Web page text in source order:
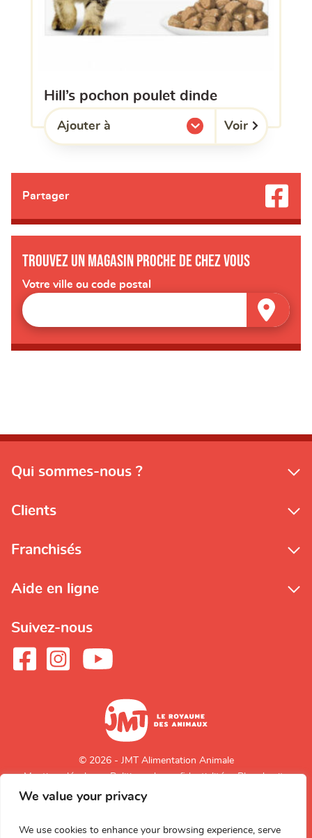
We value your privacy
We use cookies to enhance your browsing experience, serve
hill’s pochon poulet dinde
Ajouter à
l'une de mes listes. Voir
Partager
Trouvez un magasin proche de chez vous
Votre ville ou code postal
Qui sommes-nous ?
Clients
Franchisés
Aide en ligne
Suivez-nous
© 2026 - JMT Alimentation Animale
Mentions légales
Politique de confidentialité Plan du site